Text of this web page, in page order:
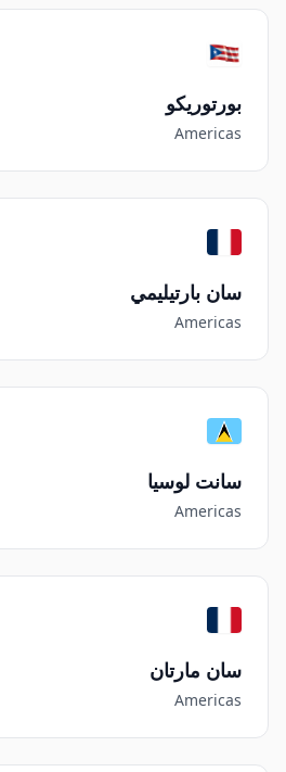
بورتوريكو
Americas
سان بارتيليمي
Americas
سانت لوسيا
Americas
سان مارتان
Americas